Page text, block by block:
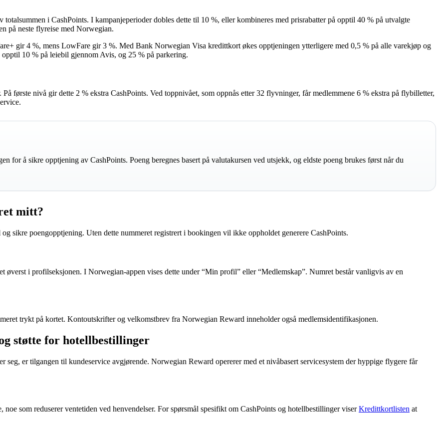
totalsummen i CashPoints. I kampanjeperioder dobles dette til 10 %, eller kombineres med prisrabatter på opptil 40 % på utvalgte
på neste flyreise med Norwegian.
gir 4 %, mens LowFare gir 3 %. Med Bank Norwegian Visa kredittkort økes opptjeningen ytterligere med 0,5 % på alle varekjøp og
10 % på leiebil gjennom Avis, og 25 % på parkering.
første nivå gir dette 2 % ekstra CashPoints. Ved toppnivået, som oppnås etter 32 flyvninger, får medlemmene 6 % ekstra på flybilletter,
for å sikre opptjening av CashPoints. Poeng beregnes basert på valutakursen ved utsjekk, og eldste poeng brukes først når du
mitt?
sikre poengopptjening. Uten dette nummeret registrert i bookingen vil ikke oppholdet generere CashPoints.
i profilseksjonen. I Norwegian-appen vises dette under “Min profil” eller “Medlemskap”. Numret består vanligvis av en
trykt på kortet. Kontoutskrifter og velkomstbrev fra Norwegian Reward inneholder også medlemsidentifikasjonen.
støtte for hotellbestillinger
seg, er tilgangen til kundeservice avgjørende. Norwegian Reward opererer med et nivåbasert servicesystem der hyppige flygere får
som reduserer ventetiden ved henvendelser. For spørsmål spesifikt om CashPoints og hotellbestillinger viserKredittkortlisten at